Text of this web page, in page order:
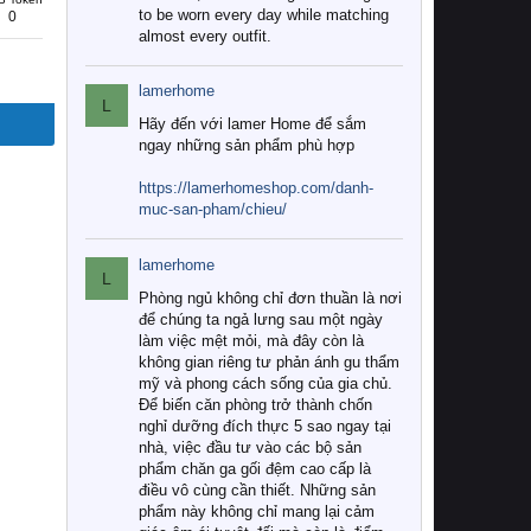
0
to be worn every day while matching
almost every outfit.
L
lamerhome
Hãy đến với lamer Home để sắm
ngay những sản phẩm phù hợp
https://lamerhomeshop.com/danh-
muc-san-pham/chieu/
L
lamerhome
Phòng ngủ không chỉ đơn thuần là nơi
để chúng ta ngả lưng sau một ngày
làm việc mệt mỏi, mà đây còn là
không gian riêng tư phản ánh gu thẩm
mỹ và phong cách sống của gia chủ.
Để biến căn phòng trở thành chốn
nghỉ dưỡng đích thực 5 sao ngay tại
nhà, việc đầu tư vào các bộ sản
phẩm chăn ga gối đệm cao cấp là
điều vô cùng cần thiết. Những sản
phẩm này không chỉ mang lại cảm